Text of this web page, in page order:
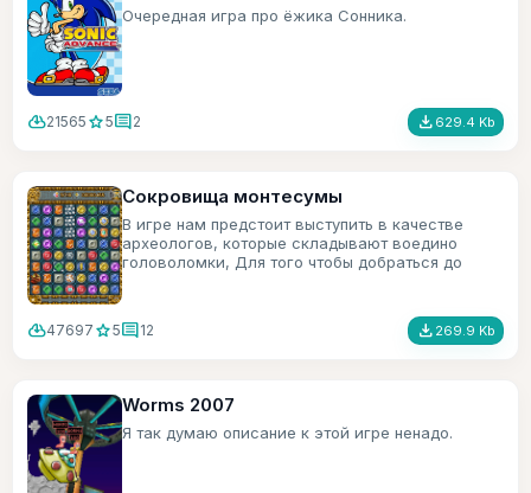
Очередная игра про ёжика Сонника.
cloud_download21565 star5comment2 file_download 629.4 Kb
Сокровища монтесумы
В игре нам предстоит выступить в качестве
археологов, которые складывают воедино
головоломки, Для того чтобы добраться до
cloud_download47697 star5comment12 file_download 269.9 Kb
Worms 2007
Я так думаю описание к этой игре ненадо.